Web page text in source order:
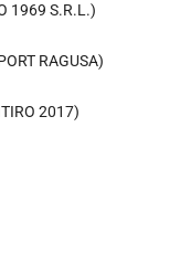
1969 S.R.L.)
RAGUSA)
RITIRO 2017)